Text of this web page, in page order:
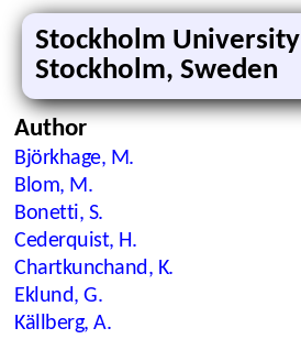
Stockholm University
Stockholm, Sweden
Author
Björkhage, M.
Blom, M.
Bonetti, S.
Cederquist, H.
Chartkunchand, K.
Eklund, G.
Källberg, A.